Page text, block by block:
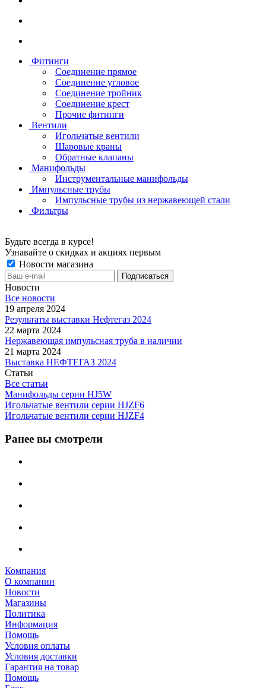
Фитинги
Соединение прямое
Соединение угловое
Соединение тройник
Соединение крест
Прочие фитинги
Вентили
Игольчатые вентили
Шаровые краны
Обратные клапаны
Манифольды
Инструментальные манифольды
Импульсные трубы
Импульсные трубы из нержавеющей стали
Фильтры
Будьте всегда в курсе!
Узнавайте о скидках и акциях первым
Новости магазина
Новости
Все новости
19 апреля 2024
Результаты выставки Нефтегаз 2024
22 марта 2024
Нержавеющая импульсная труба в наличии
21 марта 2024
Выставка НЕФТЕГАЗ 2024
Статьи
Все статьи
Манифольды серии HJ5W
Игольчатые вентили серии HJZF6
Игольчатые вентили серии HJZF4
Ранее вы смотрели
Компания
О компании
Новости
Магазины
Политика
Информация
Помощь
Условия оплаты
Условия доставки
Гарантия на товар
Помощь